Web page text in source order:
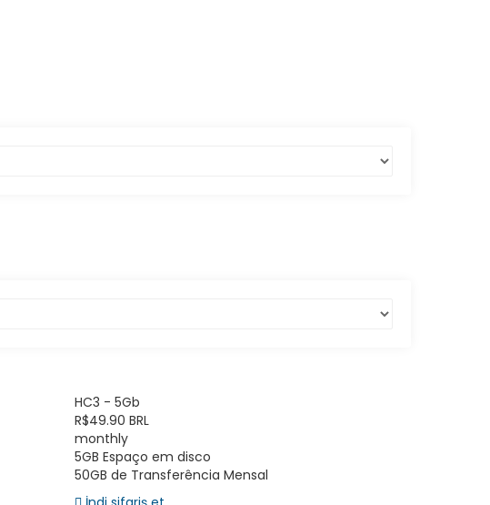
HC3 - 5Gb
R$49.90 BRL
monthly
5GB Espaço em disco
50GB de Transferência Mensal